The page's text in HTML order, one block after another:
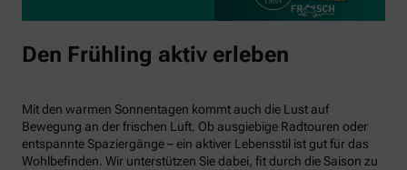
Den Frühling aktiv erleben
Mit den warmen Sonnentagen kommt auch die Lust auf
Bewegung an der frischen Luft. Ob ausgiebige Radtouren oder
entspannte Spaziergänge – ein aktiver Lebensstil ist gut für das
Wohlbefinden. Wir unterstützen Sie dabei, fit durch die Saison zu